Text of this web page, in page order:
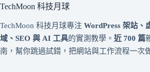
TechMoon 科技月球
TechMoon 科技月球專注 WordPress 架站、
域、SEO 與 AI 工具的實測教學。 近 700 篇
南，幫你跳過試錯，把網站與工作流程一次